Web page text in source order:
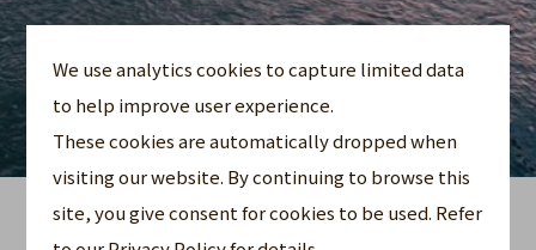
Universal Life Alpha Pro 是万能寿险计划，以灵活
We use analytics cookies to capture limited data
to help improve user experience.
These cookies are automatically dropped when
visiting our website. By continuing to browse this
site, you give consent for cookies to be used. Refer